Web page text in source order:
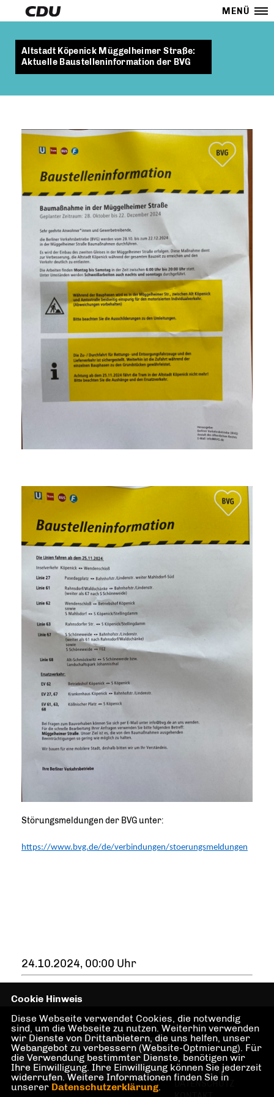
MENÜ
Altstadt Köpenick Müggelheimer Straße:
Aktuelle Baustelleninformation der BVG
Störungsmeldungen der BVG unter:
https://www.bvg.de/de/verbindungen/stoerungsmeldungen
24.10.2024, 00:00 Uhr
IMPRESSUM
Cookie Hinweis
Diese Webseite verwendet Cookies, die notwendig
sind, um die Webseite zu nutzen. Weiterhin verwenden
wir Dienste von Drittanbietern, die uns helfen, unser
Webangebot zu verbessern (Website-Optmierung). Für
die Verwendung bestimmter Dienste, benötigen wir
Ihre Einwilligung. Ihre Einwilligung können Sie jederzeit
widerrufen. Weitere Informationen finden Sie in
unserer Datenschutzerklärung.